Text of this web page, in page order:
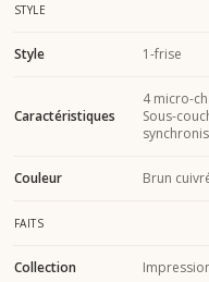
STYLE
Style 1-frise
Caractéristiques
4 micro-
Sous-
Couleur Brun
FAITS
Collection